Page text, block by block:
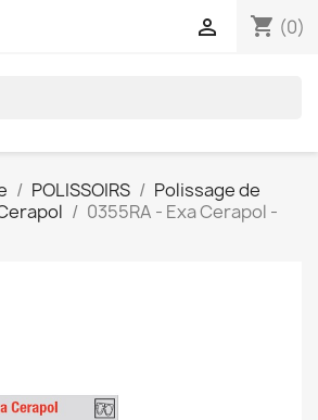
shopping_cart (0)

POLISSOIRS
Polissage de
0355RA - Exa Cerapol -